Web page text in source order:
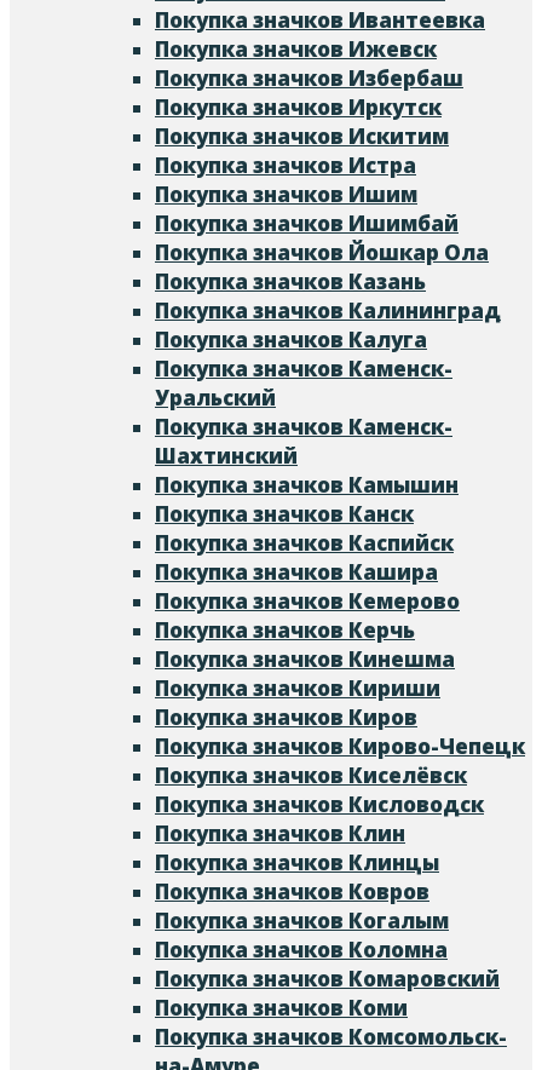
Покупка значков Ивантеевка
Покупка значков Ижевск
Покупка значков Избербаш
Покупка значков Иркутск
Покупка значков Искитим
Покупка значков Истра
Покупка значков Ишим
Покупка значков Ишимбай
Покупка значков Йошкар Ола
Покупка значков Казань
Покупка значков Калининград
Покупка значков Калуга
Покупка значков Каменск-
Уральский
Покупка значков Каменск-
Шахтинский
Покупка значков Камышин
Покупка значков Канск
Покупка значков Каспийск
Покупка значков Кашира
Покупка значков Кемерово
Покупка значков Керчь
Покупка значков Кинешма
Покупка значков Кириши
Покупка значков Киров
Покупка значков Кирово-Чепецк
Покупка значков Киселёвск
Покупка значков Кисловодск
Покупка значков Клин
Покупка значков Клинцы
Покупка значков Ковров
Покупка значков Когалым
Покупка значков Коломна
Покупка значков Комаровский
Покупка значков Коми
Покупка значков Комсомольск-